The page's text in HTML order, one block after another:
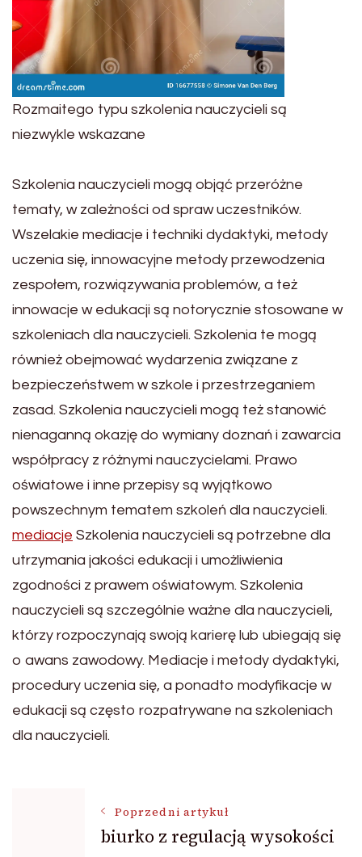
Rozmaitego typu szkolenia nauczycieli są
niezwykle wskazane
Szkolenia nauczycieli mogą objąć przeróżne
tematy, w zależności od spraw uczestników.
Wszelakie mediacje i techniki dydaktyki, metody
uczenia się, innowacyjne metody przewodzenia
zespołem, rozwiązywania problemów, a też
innowacje w edukacji są notorycznie stosowane w
szkoleniach dla nauczycieli. Szkolenia te mogą
również obejmować wydarzenia związane z
bezpieczeństwem w szkole i przestrzeganiem
zasad. Szkolenia nauczycieli mogą też stanowić
nienaganną okazję do wymiany doznań i zawarcia
współpracy z różnymi nauczycielami. Prawo
oświatowe i inne przepisy są wyjątkowo
powszechnym tematem szkoleń dla nauczycieli.
mediacje Szkolenia nauczycieli są potrzebne dla
utrzymania jakości edukacji i umożliwienia
zgodności z prawem oświatowym. Szkolenia
nauczycieli są szczególnie ważne dla nauczycieli,
którzy rozpoczynają swoją karierę lub ubiegają się
o awans zawodowy. Mediacje i metody dydaktyki,
procedury uczenia się, a ponadto modyfikacje w
edukacji są często rozpatrywane na szkoleniach
dla nauczycieli.
NawigacjaPoprzedni artykuł
biurko z regulacją wysokości